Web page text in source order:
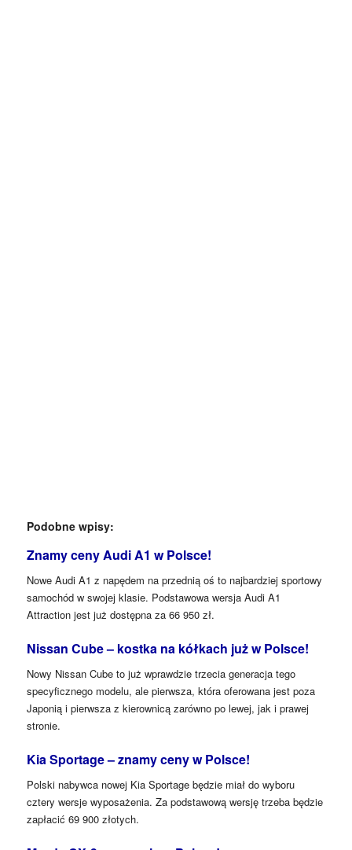
Podobne wpisy:
Znamy ceny Audi A1 w Polsce!
Nowe Audi A1 z napędem na przednią oś to najbardziej sportowy
samochód w swojej klasie. Podstawowa wersja Audi A1
Attraction jest już dostępna za 66 950 zł.
Nissan Cube – kostka na kółkach już w Polsce!
Nowy Nissan Cube to już wprawdzie trzecia generacja tego
specyficznego modelu, ale pierwsza, która oferowana jest poza
Japonią i pierwsza z kierownicą zarówno po lewej, jak i prawej
stronie.
Kia Sportage – znamy ceny w Polsce!
Polski nabywca nowej Kia Sportage będzie miał do wyboru
cztery wersje wyposażenia. Za podstawową wersję trzeba będzie
zapłacić 69 900 złotych.